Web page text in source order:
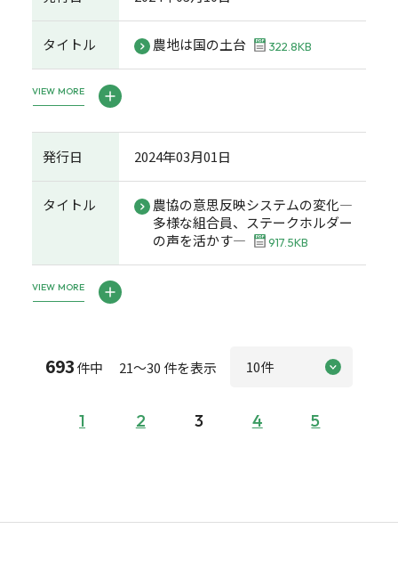
タイトル 農地は国の土台 322.8KB
VIEW MORE
発行日 2024年03月01日
タイトル
農協の意思反映システムの変化―
多様な組合員、ステークホルダー
の声を活かす―
917.5KB
VIEW MORE
693件中 21～30 件を表示
1 2 3 4 5